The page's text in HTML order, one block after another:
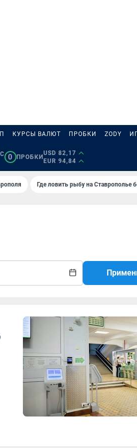
КУРСЫ ВАЛЮТ ПРОБКИ ZODY
0 ПРОБКИ
USD 82,17
EUR 94,84
Где ловить рыбу на Ставрополье